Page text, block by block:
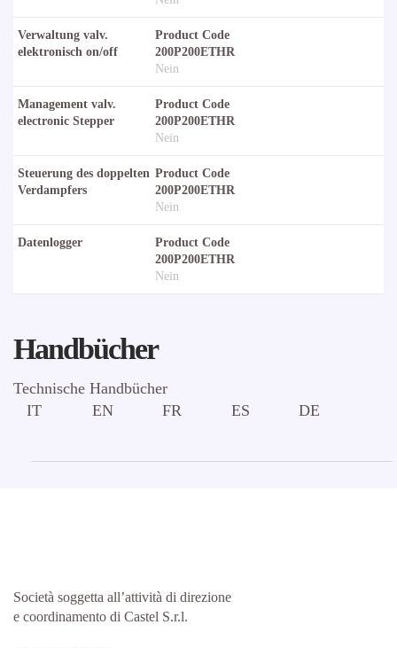
Verwaltung valv.
elektronisch on/off
Product Code
200P200ETHR
Nein
Management valv.
electronic Stepper
Product Code
200P200ETHR
Nein
Steuerung des doppelten
Verdampfers
Product Code
200P200ETHR
Nein
Datenlogger
Product Code
200P200ETHR
Nein
Handbücher
Technische Handbücher
IT
EN FR ES DE
Società soggetta all’attività di direzione
e coordinamento di Castel S.r.l.